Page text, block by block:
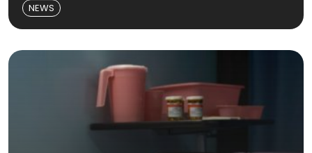
NEWS